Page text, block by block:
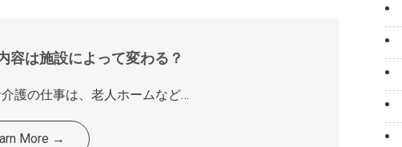
容は施設によって変わる？
護の仕事は、老人ホームなど…
More →